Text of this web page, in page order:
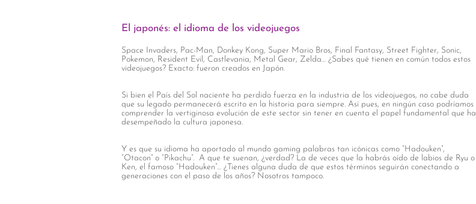
El japonés: el idioma de los videojuegos
Space Invaders, Pac-Man, Donkey Kong, Super Mario Bros, Final Fantasy, Street Fighter, Sonic,
Pokemon, Resident Evil, Castlevania, Metal Gear, Zelda… ¿Sabes qué tienen en común todos estos
videojuegos? Exacto: fueron creados en Japón.
Si bien el País del Sol naciente ha perdido fuerza en la industria de los videojuegos, no cabe duda
que su legado permanecerá escrito en la historia para siempre. Así pues, en ningún caso podríamos
comprender la vertiginosa evolución de este sector sin tener en cuenta el papel fundamental que ha
desempeñado la cultura japonesa.
Y es que su idioma ha aportado al mundo gaming palabras tan icónicas como “Hadouken”,
“Otacon” o “Pikachu”. A que te suenan, ¿verdad? La de veces que la habrás oído de labios de Ryu o
Ken, el famoso “Hadouken”… ¿Tienes alguna duda de que estos términos seguirán conectando a
generaciones con el paso de los años? Nosotros tampoco.